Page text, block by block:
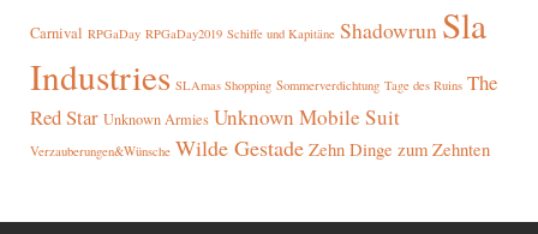
Carnival RPGaDay RPGaDay2019 Schiffe und Kapitäne Shadowrun Sla
Industries SLAmas Shopping Sommerverdichtung Tage des Ruins The
Red Star Unknown Armies Unknown Mobile Suit
Verzauberungen&Wünsche Wilde Gestade Zehn Dinge zum Zehnten